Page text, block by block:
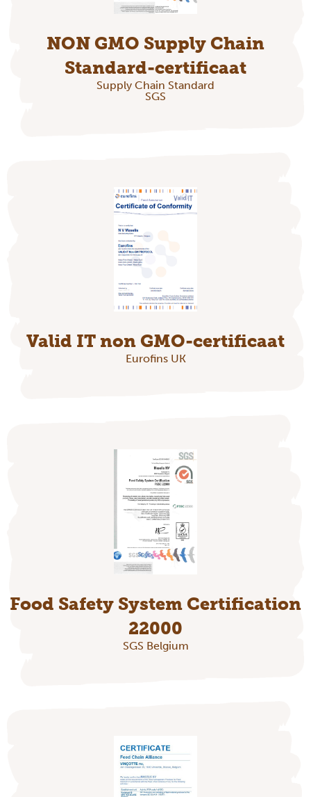
NON GMO Supply Chain
Standard-certificaat
Supply Chain Standard
SGS
Valid IT non GMO-certificaat
Eurofins UK
Food Safety System Certification
22000
SGS Belgium